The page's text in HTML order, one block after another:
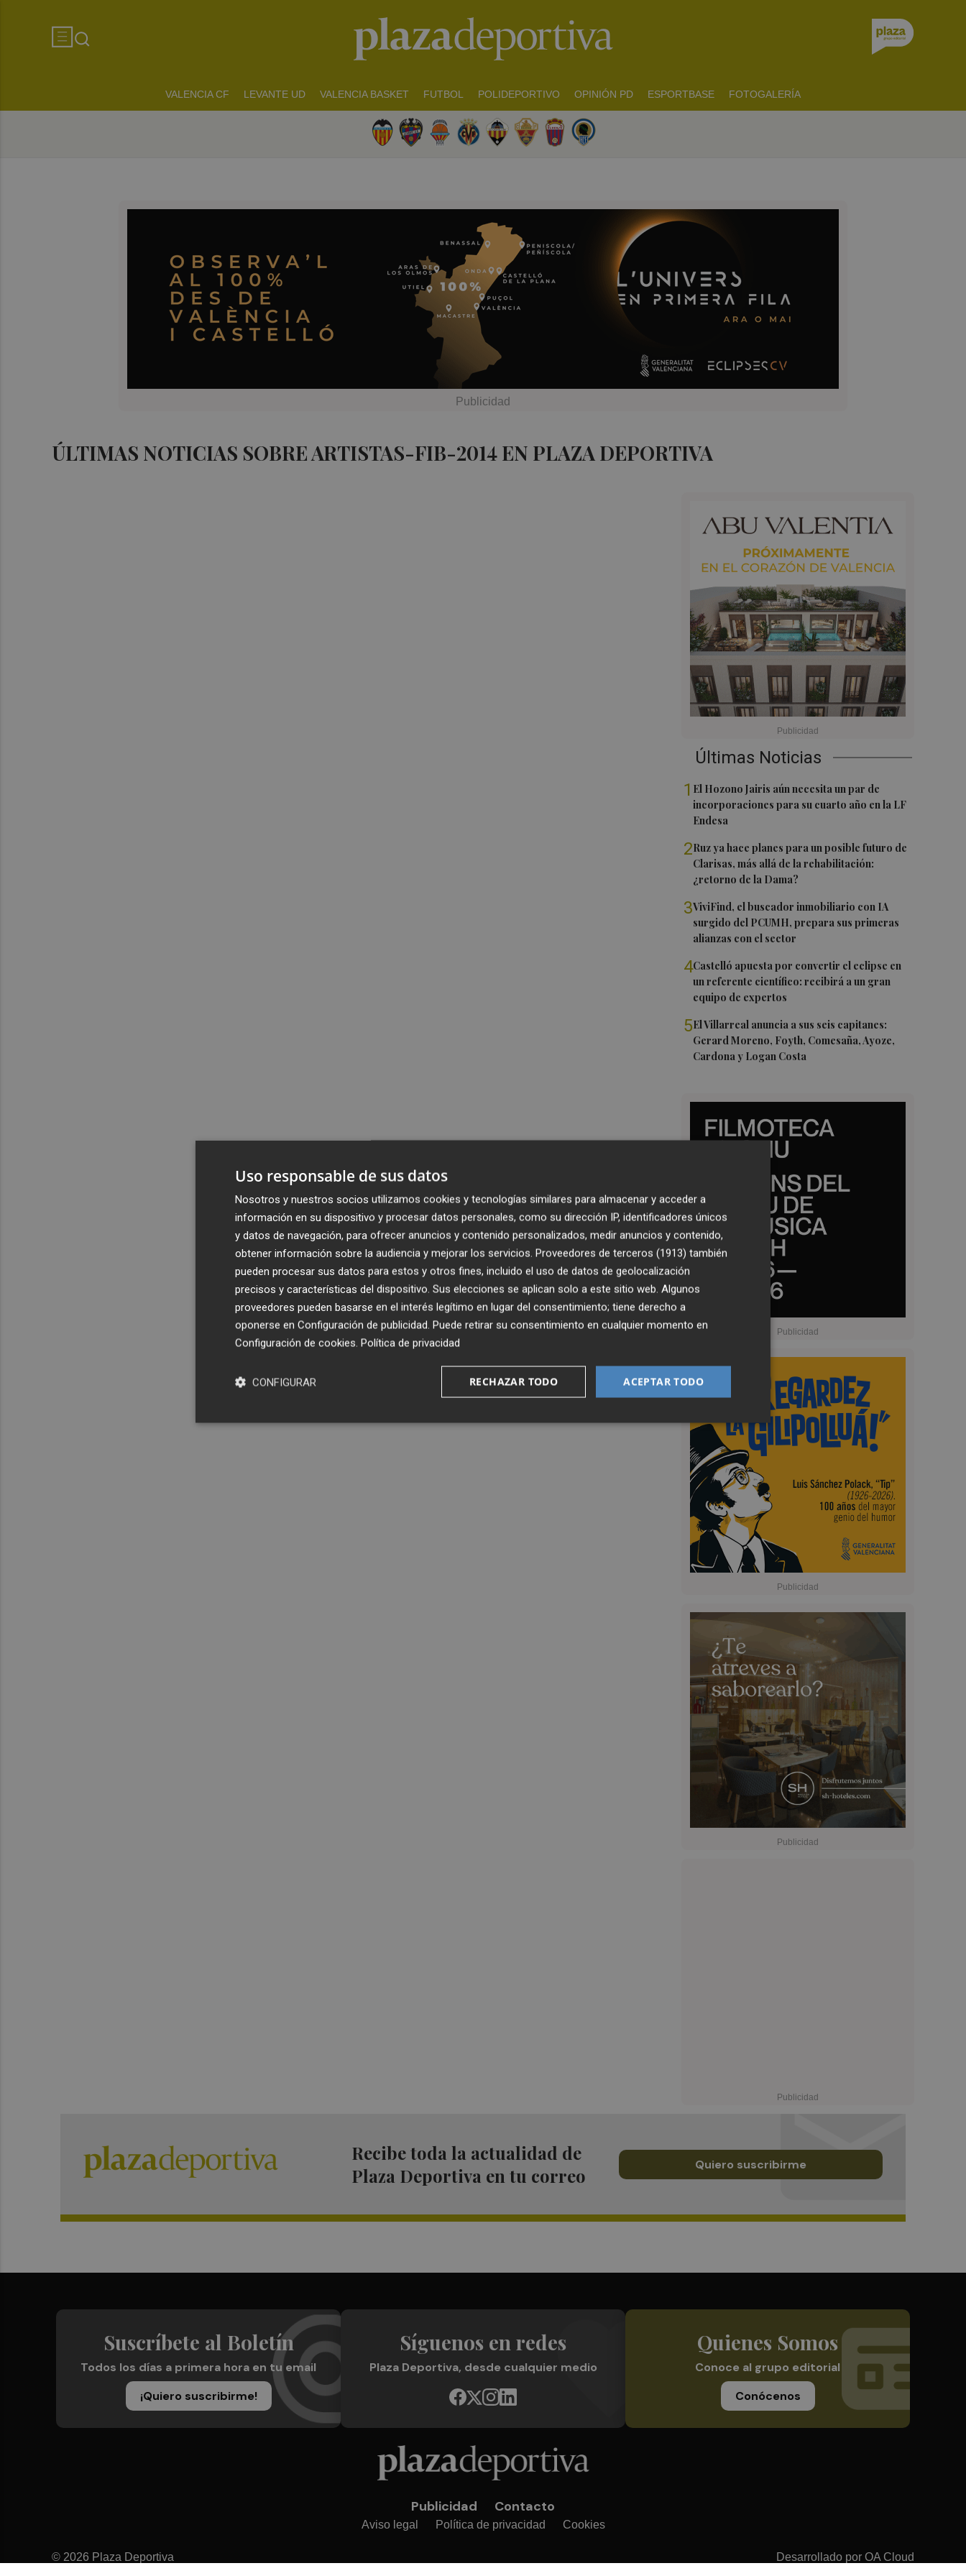
VALENCIA CF LEVANTE UD VALENCIA BASKET FUTBOL POLIDEPORTIVO OPINIÓN PD ESPORTBASE FOTOGALERÍA
ÚLTIMAS NOTICIAS SOBRE ARTISTAS-FIB-2014 EN PLAZA DEPORTIVA
Últimas Noticias
1 El Hozono Jairis aún necesita un par de
incorporaciones para su cuarto año en la LF
Endesa
2Ruz ya hace planes para un posible futuro de
Clarisas, más allá de la rehabilitación:
¿retorno de la Dama?
3ViviFind, el buscador inmobiliario con IA
surgido del PCUMH, prepara sus primeras
alianzas con el sector
4Castelló apuesta por convertir el eclipse en
un referente científico: recibirá a un gran
equipo de expertos
5El Villarreal anuncia a sus seis capitanes:
Gerard Moreno, Foyth, Comesaña, Ayoze,
Cardona y Logan Costa
Recibe toda la actualidad de
Plaza Deportiva en tu correo
Quiero suscribirme
Suscríbete al Boletín
Todos los días a primera hora en tu email
¡Quiero suscribirme!
Síguenos en redes
Plaza Deportiva, desde cualquier medio
Quienes Somos
Conoce al grupo editorial
Conócenos
Publicidad Contacto
Aviso legal Política de privacidad Cookies
© 2026 Plaza Deportiva Desarrollado por OA Cloud
Uso responsable de sus datos
Nosotros y nuestros socios utilizamos cookies y tecnologías similares para almacenar y acceder a
información en su dispositivo y procesar datos personales, como su dirección IP, identificadores únicos
y datos de navegación, para ofrecer anuncios y contenido personalizados, medir anuncios y contenido,
obtener información sobre la audiencia y mejorar los servicios. Proveedores de terceros (1913) también
pueden procesar sus datos para estos y otros fines, incluido el uso de datos de geolocalización
precisos y características del dispositivo. Sus elecciones se aplican solo a este sitio web. Algunos
proveedores pueden basarse en el interés legítimo en lugar del consentimiento; tiene derecho a
oponerse en Configuración de publicidad. Puede retirar su consentimiento en cualquier momento en
Configuración de cookies. Política de privacidad
ACEPTAR TODO
RECHAZAR TODO
CONFIGURAR